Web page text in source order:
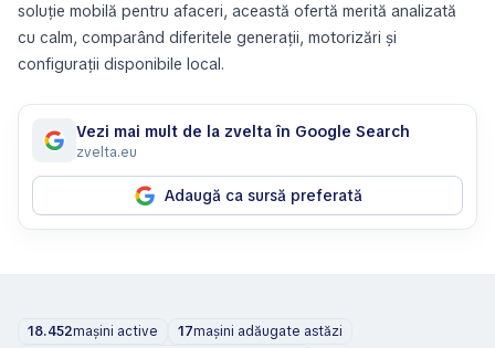
soluție mobilă pentru afaceri, această ofertă merită analizată
cu calm, comparând diferitele generații, motorizări și
configurații disponibile local.
Vezi mai mult de la zvelta în Google Search
zvelta.eu
Adaugă ca sursă preferată
18.452mașini active 17mașini adăugate astăzi